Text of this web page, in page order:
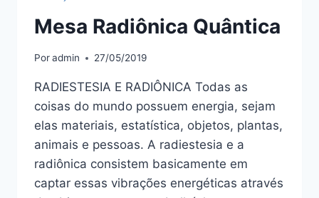
Mesa Radiônica Quântica
Poradmin 27/05/2019
RADIESTESIA E RADIÔNICA Todas as
coisas do mundo possuem energia, sejam
elas materiais, estatística, objetos, plantas,
animais e pessoas. A radiestesia e a
radiônica consistem basicamente em
captar essas vibrações energéticas através